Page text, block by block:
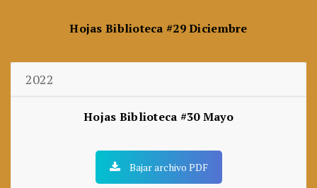
Hojas Biblioteca #29 Diciembre
2022
Hojas Biblioteca #30 Mayo
Bajar archivo PDF